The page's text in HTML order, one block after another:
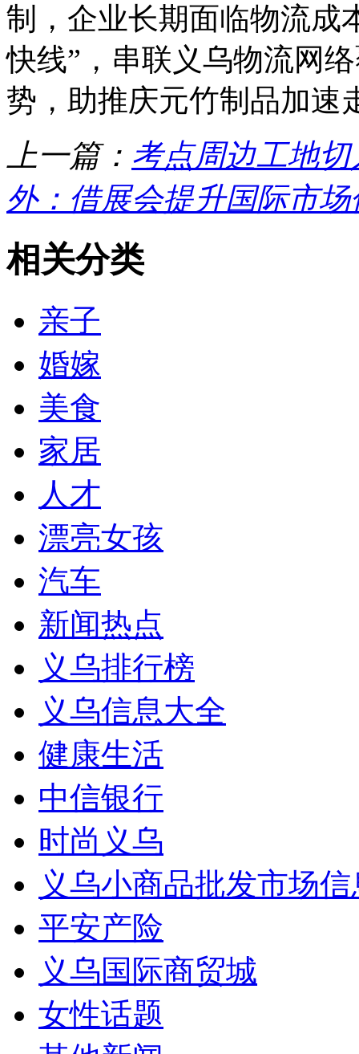
制，企业长期面临物流成
快线”，串联义乌物流网
势，助推庆元竹制品加速
上一篇： 考点周边工地
外：借展会提升国际市场
相关分类
亲子
婚嫁
美食
家居
人才
漂亮女孩
汽车
新闻热点
义乌排行榜
义乌信息大全
健康生活
中信银行
时尚义乌
义乌小商品批发市场
平安产险
义乌国际商贸城
女性话题